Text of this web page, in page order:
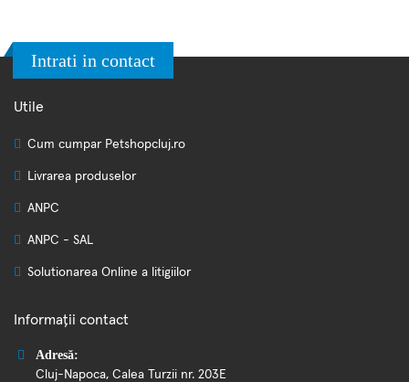
Intrati in contact
Utile
Cum cumpar Petshopcluj.ro
Livrarea produselor
ANPC
ANPC - SAL
Solutionarea Online a litigiilor
Informații contact
Adresă:
Cluj-Napoca, Calea Turzii nr. 203E